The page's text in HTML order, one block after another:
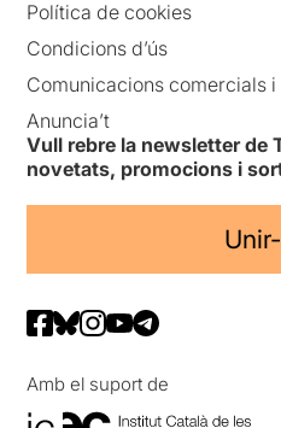
Política de cookies
Condicions d’ús
Comunicacions comercials
Anuncia’t
Vull rebre la newsletter de
novetats, promocions i
Amb el suport de